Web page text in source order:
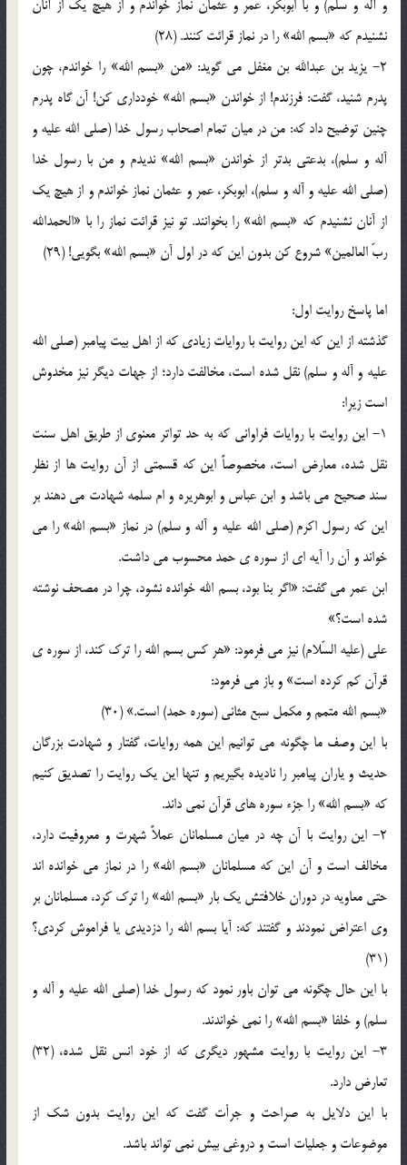
و آله و سلم) و با ابوبکر، عمر و عثمان نماز خواندم و از هيچ يک از آنان
نشنيدم که «بسم الله» را در نماز قرائت کنند. (28)
2- يزيد بن عبدالله بن مغفل مي گويد: «من «بسم الله» را خواندم، چون
پدرم شنيد، گفت: فرزندم! از خواندن «بسم الله» خودداري کن! آن گاه پدرم
چنين توضيح داد که: من در ميان تمام اصحاب رسول خدا (صلي الله عليه و
آله و سلم)، بدعتي بدتر از خواندن «بسم الله» نديدم و من با رسول خدا
(صلي الله عليه و آله و سلم)، ابوبکر، عمر و عثمان نماز خواندم و از هيچ يک
از آنان نشنيدم که «بسم الله» را بخوانند. تو نيز قرائت نماز را با «الحمدالله
ربّ العالمين» شروع کن بدون اين که در اول آن «بسم الله» بگويي! (29)
اما پاسخ روايت اول:
گذشته از اين که اين روايت با روايات زيادي که از اهل بيت پيامبر (صلي الله
عليه و آله و سلم) نقل شده است، مخالفت دارد؛ از جهات ديگر نيز مخدوش
است زيرا:
1- اين روايت با روايات فراواني که به حد تواتر معنوي از طريق اهل سنت
نقل شده، معارض است، مخصوصاً اين که قسمتي از آن روايت ها از نظر
سند صحيح مي باشد و ابن عباس و ابوهريره و ام سلمه شهادت مي دهند بر
اين که رسول اکرم (صلي الله عليه و آله و سلم) در نماز «بسم الله» را مي
خواند و آن را آيه اي از سوره ي حمد محسوب مي داشت.
ابن عمر مي گفت: «اگر بنا بود، بسم الله خوانده نشود، چرا در مصحف نوشته
شده است؟»
علي (عليه السّلام) نيز مي فرمود: «هر کس بسم الله را ترک کند، از سوره ي
قرآن کم کرده است» و باز مي فرمود:
«بسم الله متمم و مکمل سبع مثاني (سوره حمد) است.» (30)
با اين وصف ما چگونه مي توانيم اين همه روايات، گفتار و شهادت بزرگان
حديث و ياران پيامبر را ناديده بگيريم و تنها اين يک روايت را تصديق کنيم
که «بسم الله» را جزء سوره هاي قرآن نمي داند.
2- اين روايت با آن چه در ميان مسلمانان عملاً شهرت و معروفيت دارد،
مخالف است و آن اين که مسلمانان «بسم الله» را در نماز مي خوانده اند
حتي معاويه در دوران خلافتش يک بار «بسم الله» را ترک کرد، مسلمانان بر
وي اعتراض نمودند و گفتند که: آيا بسم الله را دزديدي يا فراموش کردي؟
(31)
با اين حال چگونه مي توان باور نمود که رسول خدا (صلي الله عليه و آله و
سلم) و خلفا «بسم الله» را نمي خواندند.
3- اين روايت با روايت مشهور ديگري که از خود انس نقل شده، (32)
تعارض دارد.
با اين دلايل به صراحت و جرأت گفت که اين روايت بدون شک از
موضوعات و جعليات است و دروغي بيش نمي تواند باشد.